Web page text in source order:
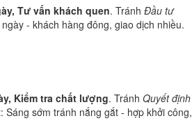
Tư vấn khách quen. Tránh Đầu tư
- khách hàng đông, giao dịch nhiều.
Kiểm tra chất lượng. Tránh Quyết định
Sáng sớm tránh nắng gắt - hợp khởi công,